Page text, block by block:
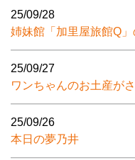
25/09/28
姉妹館「加里屋旅館Q」
25/09/27
ワンちゃんのお土産が
25/09/26
本日の夢乃井